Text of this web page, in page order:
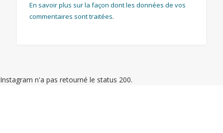
En savoir plus sur la façon dont les données de vos
commentaires sont traitées.
Instagram n'a pas retourné le status 200.